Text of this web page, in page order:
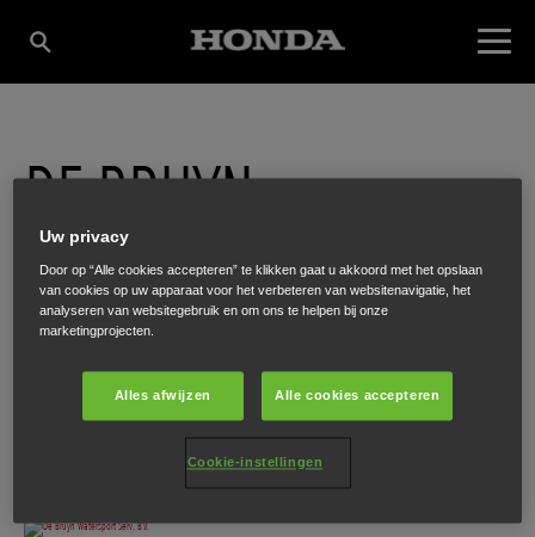
DE BRUYN
WATERSPORT SERV.
B.V.
Weesp
Uw privacy
Door op “Alle cookies accepteren” te klikken gaat u akkoord met het opslaan
van cookies op uw apparaat voor het verbeteren van websitenavigatie, het
analyseren van websitegebruik en om ons te helpen bij onze
marketingprojecten.
Alles afwijzen Alle cookies accepteren
Cookie-instellingen